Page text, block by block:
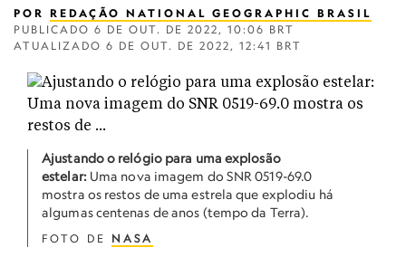
POR REDAÇÃO NATIONAL GEOGRAPHIC BRASIL
PUBLICADO 6 DE OUT. DE 2022, 10:06 BRT
ATUALIZADO 6 DE OUT. DE 2022, 12:41 BRT
Ajustando o relógio para uma explosão
estelar:Uma nova imagem do SNR 0519-69.0
mostra os restos de uma estrela que explodiu há
algumas centenas de anos (tempo da Terra).
FOTO DE NASA